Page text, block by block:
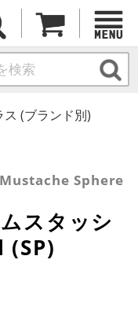
ス (ブランド別)
Sphere
スタッシ
(SP)